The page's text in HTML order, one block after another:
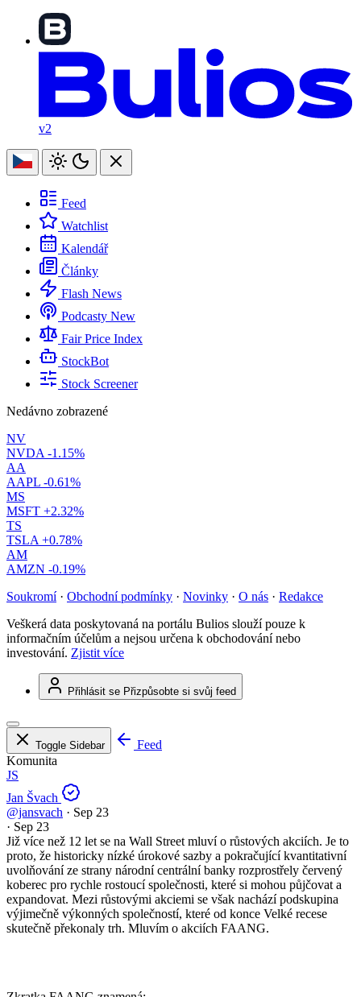
v2
Feed
Watchlist
Kalendář
Články
Flash News
Podcasty New
Fair Price Index
StockBot
Stock Screener
Nedávno zobrazené
NV
NVDA -1.15%
AA
AAPL -0.61%
MS
MSFT +2.32%
TS
TSLA +0.78%
AM
AMZN -0.19%
Soukromí · Obchodní podmínky · Novinky · O nás · Redakce
Veškerá data poskytovaná na portálu Bulios slouží pouze k
informačním účelům a nejsou určena k obchodování nebo
investování. Zjistit více
Přihlásit se Přizpůsobte si svůj feed
Toggle Sidebar
Feed
Komunita
JS
Jan Švach
@jansvach · Sep 23
· Sep 23
Již více než 12 let se na Wall Street mluví o růstových akciích. Je to
proto, že historicky nízké úrokové sazby a pokračující kvantitativní
uvolňování ze strany národní centrální banky rozprostřely červený
koberec pro rychle rostoucí společnosti, které si mohou půjčovat a
expandovat. Mezi růstovými akciemi se však nachází podskupina
výjimečně výkonných společností, které od konce Velké recese
skutečně překonaly trh. Mluvím o akciích FAANG.